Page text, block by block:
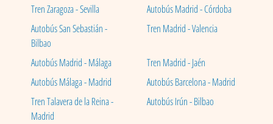
Tren Zaragoza - Sevilla
Autobús Madrid - Córdoba
Autobús San Sebastián -
Bilbao
Tren Madrid - Valencia
Autobús Madrid - Málaga
Tren Madrid - Jaén
Autobús Málaga - Madrid
Autobús Barcelona - Madrid
Tren Talavera de la Reina -
Madrid
Autobús Irún - Bilbao